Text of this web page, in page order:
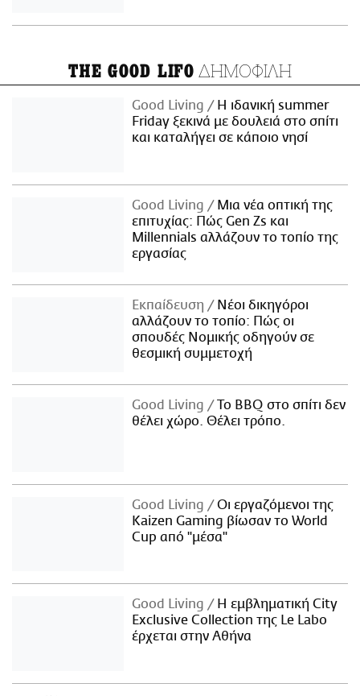
THE GOOD LIFO ΔΗΜΟΦΙΛΗ
Good Living
Η ιδανική summer
Friday ξεκινά με δουλειά στο σπίτι
και καταλήγει σε κάποιο νησί
Good Living
Μια νέα οπτική της
επιτυχίας: Πώς Gen Zs και
Millennials αλλάζουν το τοπίο της
εργασίας
Εκπαίδευση
Νέοι δικηγόροι
αλλάζουν το τοπίο: Πώς οι
σπουδές Νομικής οδηγούν σε
θεσμική συμμετοχή
Good Living
Το BBQ στο σπίτι δεν
θέλει χώρο. Θέλει τρόπο.
Good Living
Οι εργαζόμενοι της
Kaizen Gaming βίωσαν το World
Cup από "μέσα"
Good Living
Η εμβληματική City
Exclusive Collection της Le Labo
έρχεται στην Αθήνα